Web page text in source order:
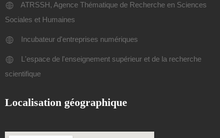
ATRSSH, Agence Thématique de Recherche en Sciences
Sociales et Humaines
Incubateur d'entreprises numériques
L'espace de l'enseignement supérieur et de la recherche
scientifique
Localisation géographique